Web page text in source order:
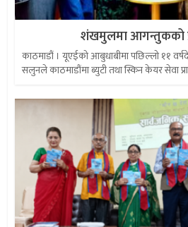
शंखमुलमा आगन्तुकको
काठमाडौं । यूएईको आबुधाबीमा पछिल्लो ११
सलुनले काठमाडौंमा ब्युटी तथा स्किन केयर सेवा